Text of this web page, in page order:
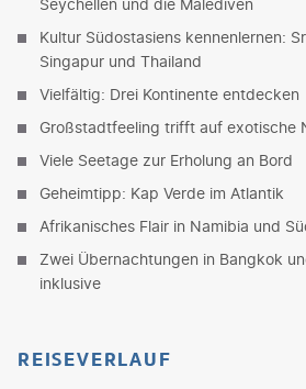
Kultur Südostasiens kennenlernen:
Singapur und Thailand
Vielfältig: Drei Kontinente entdecken
Großstadtfeeling trifft auf exotische
Viele Seetage zur Erholung an Bord
Geheimtipp: Kap Verde im Atlantik
Afrikanisches Flair in Namibia und
Zwei Übernachtungen in Bangkok
inklusive
REISEVERLAUF